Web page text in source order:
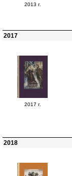
2013 г.
2017
2017 г.
2018